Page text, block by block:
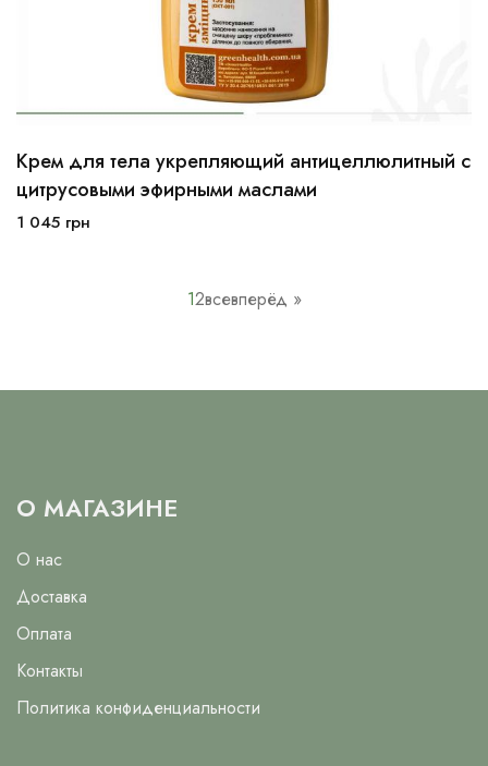
Крем для тела укрепляющий антицеллюлитный с
цитрусовыми эфирными маслами
1 045 грн
12всевперёд »
О МАГАЗИНЕ
О нас
Доставка
Оплата
Контакты
Политика конфиденциальности